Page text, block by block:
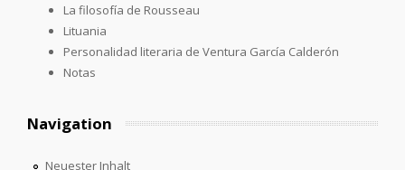
La filosofía de Rousseau
Lituania
Personalidad literaria de Ventura García Calderón
Notas
Navigation
Neuester Inhalt